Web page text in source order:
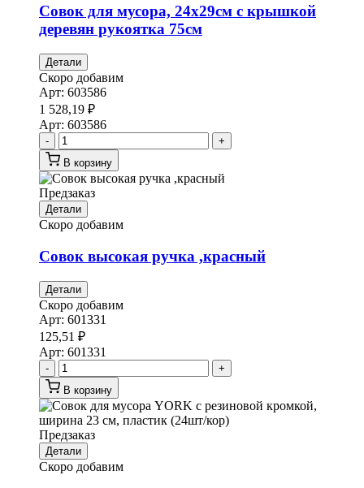
Совок для мусора, 24х29см с крышкой
деревян рукоятка 75см
Детали
Скоро добавим
Арт: 603586
1 528,19 ₽
Арт: 603586
-
+
В корзину
Предзаказ
Детали
Скоро добавим
Совок высокая ручка ,красный
Детали
Скоро добавим
Арт: 601331
125,51 ₽
Арт: 601331
-
+
В корзину
Предзаказ
Детали
Скоро добавим